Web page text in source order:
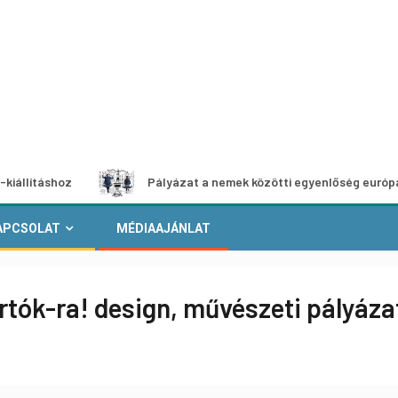
Pályázat a nemek közötti egyenlőség európai
MÉDIAAJÁNLAT
ra! design, művészeti